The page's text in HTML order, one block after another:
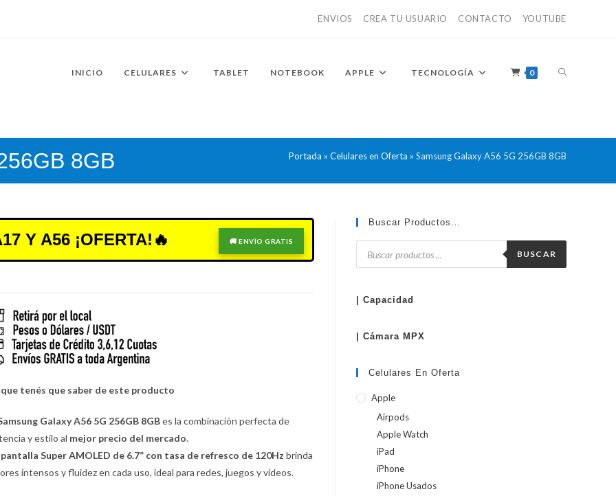
ENVIOS CREA TU USUARIO CONTACTO YOUTUBE
INICIO CELULARES TABLET NOTEBOOK APPLE TECNOLOGÍA 0 ALTERNAR
BÚSQUEDA
8GB Portada » Celulares en Oferta » Samsung Galaxy A56 5G 256GB 8GB
Y A56 ¡OFERTA!🔥 🚚 ENVÍO GRATIS
que tenés que saber de este producto
Galaxy A56 5G 256GB 8GBes la combinación perfecta de
y estilo al mejor precio del mercado.
pantalla Super AMOLED de 6.7” con tasa de refresco de 120Hz brinda
intensos y fluidez en cada uso, ideal para redes, juegos y videos.
Buscar Productos…
Búsqueda
productos
BUSCAR
| Capacidad
| Cámara MPX
Celulares En Oferta
Apple
Airpods
Apple Watch
iPad
iPhone
iPhone Usados